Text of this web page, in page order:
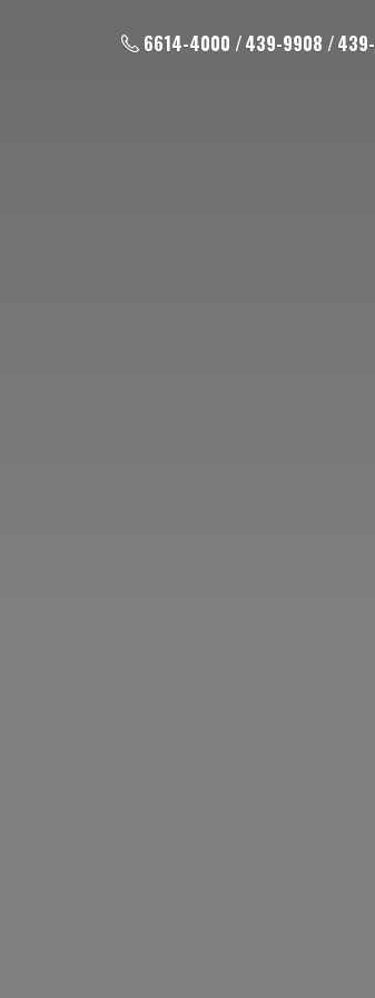
6614-4000 / 439-9908 /